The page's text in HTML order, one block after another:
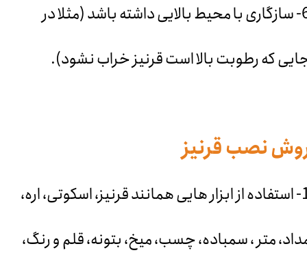
6- سازگاری با محیط بالایی داشته باشد (مثلا در
که رطوبت بالا است قرنیز خراب نشود).
نصب قرنیز
1- استفاده از ابزار هایی همانند قرنیز، اسکوتی، اره،
متر ، سمباده، چسب، میخ، بتونه، قلم و رنگ،